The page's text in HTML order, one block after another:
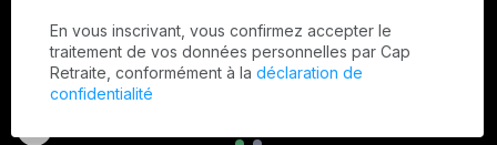
En vous inscrivant, vous confirmez accepter le
traitement de vos données personnelles par Cap
Retraite, conformément à la déclaration de
confidentialité